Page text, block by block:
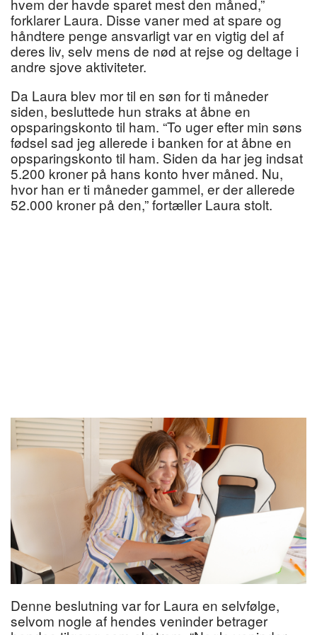
hvem der havde sparet mest den måned,”
forklarer Laura. Disse vaner med at spare og
håndtere penge ansvarligt var en vigtig del af
deres liv, selv mens de nød at rejse og deltage i
andre sjove aktiviteter.
Da Laura blev mor til en søn for ti måneder
siden, besluttede hun straks at åbne en
opsparingskonto til ham. “To uger efter min søns
fødsel sad jeg allerede i banken for at åbne en
opsparingskonto til ham. Siden da har jeg indsat
5.200 kroner på hans konto hver måned. Nu,
hvor han er ti måneder gammel, er der allerede
52.000 kroner på den,” fortæller Laura stolt.
Denne beslutning var for Laura en selvfølge,
selvom nogle af hendes veninder betrager